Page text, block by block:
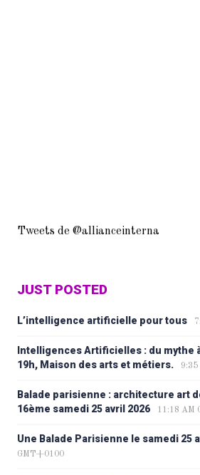
Tweets de @allianceinterna
JUST POSTED
L’intelligence artificielle pour tous
Intelligences Artificielles : du mythe
19h, Maison des arts et métiers.
Balade parisienne : architecture art
16ème samedi 25 avril 2026
11:18 AM
Une Balade Parisienne le samedi 25
GMT+0100